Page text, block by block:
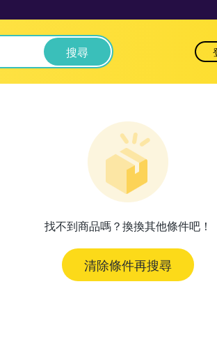
搜尋
找不到商品嗎？換換其他條件吧！
清除條件再搜尋